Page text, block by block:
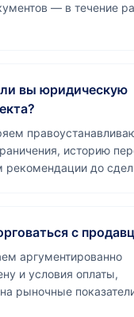
— в течение
вы юридическую
историю
рекомендации до
с
аргументированно
и условия оплаты,
рыночные